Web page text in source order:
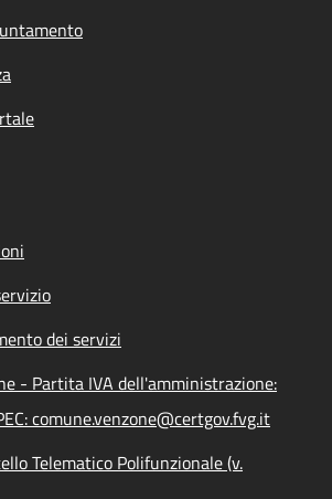
dei servizi
- Partita IVA dell'amministrazione:
comune.venzone@certgov.fvg.it
Telematico Polifunzionale (v.